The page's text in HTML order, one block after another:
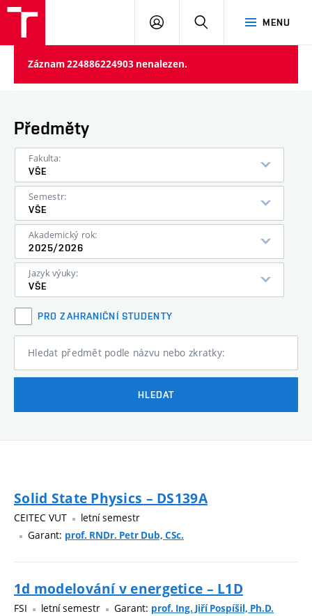
MENU
PŘIHLÁSIT
Záznam 224886224903 nenalezen.
Předměty
Fakulta:
VŠE
Semestr:
VŠE
Akademický rok:
2025/2026
Jazyk výuky:
VŠE
PRO ZAHRANIČNÍ STUDENTY
Hledat předmět podle názvu nebo zkratky:
HLEDAT
Solid State Physics – DS139A
CEITEC VUT
letní semestr
Garant: prof. RNDr. Petr Dub, CSc.
1d modelování v energetice – L1D
FSI letní semestr Garant: prof. Ing. Jiří Pospíšil, Ph.D.